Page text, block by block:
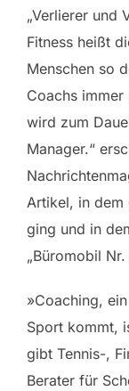
„Verlierer und
Fitness heißt
Menschen so
Coachs
wird zum
Manager.“
Artikel, in dem
ging und in
„Büromobil
»Coaching,
Sport kommt,
gibt Tennis-,
Berater für